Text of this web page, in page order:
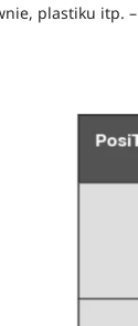
plastiku itp. –